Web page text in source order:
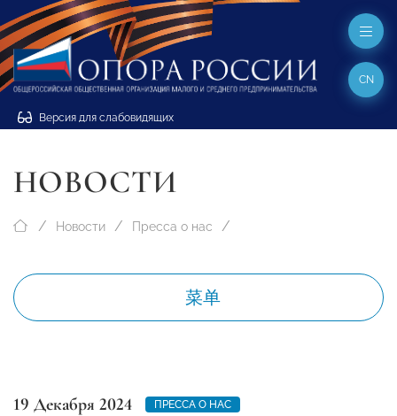
Версия для слабовидящих
CN
НОВОСТИ
Новости Пресса о нас
菜单
19 Декабря 2024 ПРЕССА О НАС